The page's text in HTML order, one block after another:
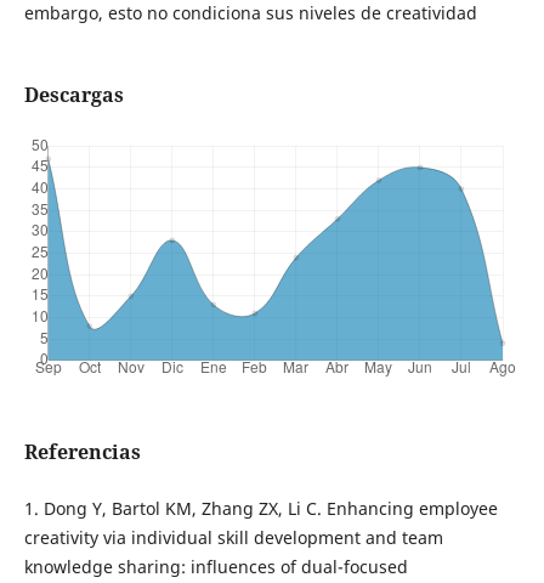
embargo, esto no condiciona sus niveles de creatividad
Descargas
Referencias
1. Dong Y, Bartol KM, Zhang ZX, Li C. Enhancing employee
creativity via individual skill development and team
knowledge sharing: influences of dual-focused